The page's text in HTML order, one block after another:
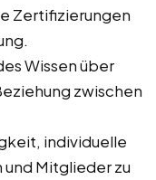
Zertifizierungen
Wissen über
zwischen
individuelle
und Mitglieder zu